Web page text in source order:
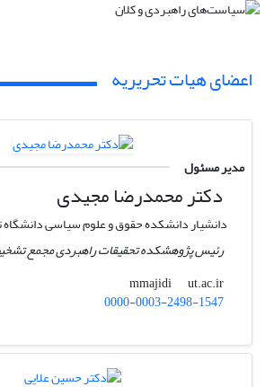
اعضای هیات تحریریه
مدیر مسئول
دکتر محمدرضا مجیدی
دانشیار دانشکده حقوق و علوم سیاسی دانشگاه
رئیس پژوهشکده تحقیقات راهبردی مجمع
mmajidi
ut.ac.ir
0000-0003-2498-1547